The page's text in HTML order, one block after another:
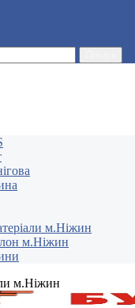
м.Ніжин
м.Ніжин
м.Ніжин